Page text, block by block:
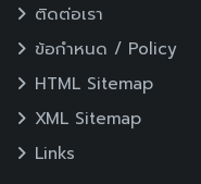
ติดต่อเรา
ข้อกำหนด / Policy
HTML Sitemap
XML Sitemap
Links